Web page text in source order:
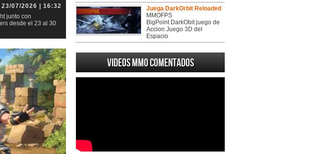
23/07/2026 | 16:32
junto con
desde el 23 al 30
Juega DarkOrbit Reloaded
MMOFPS
BigPoint DarkObit juego de
Accion Juego 3D del
Espacio
Videos MMO Comentados